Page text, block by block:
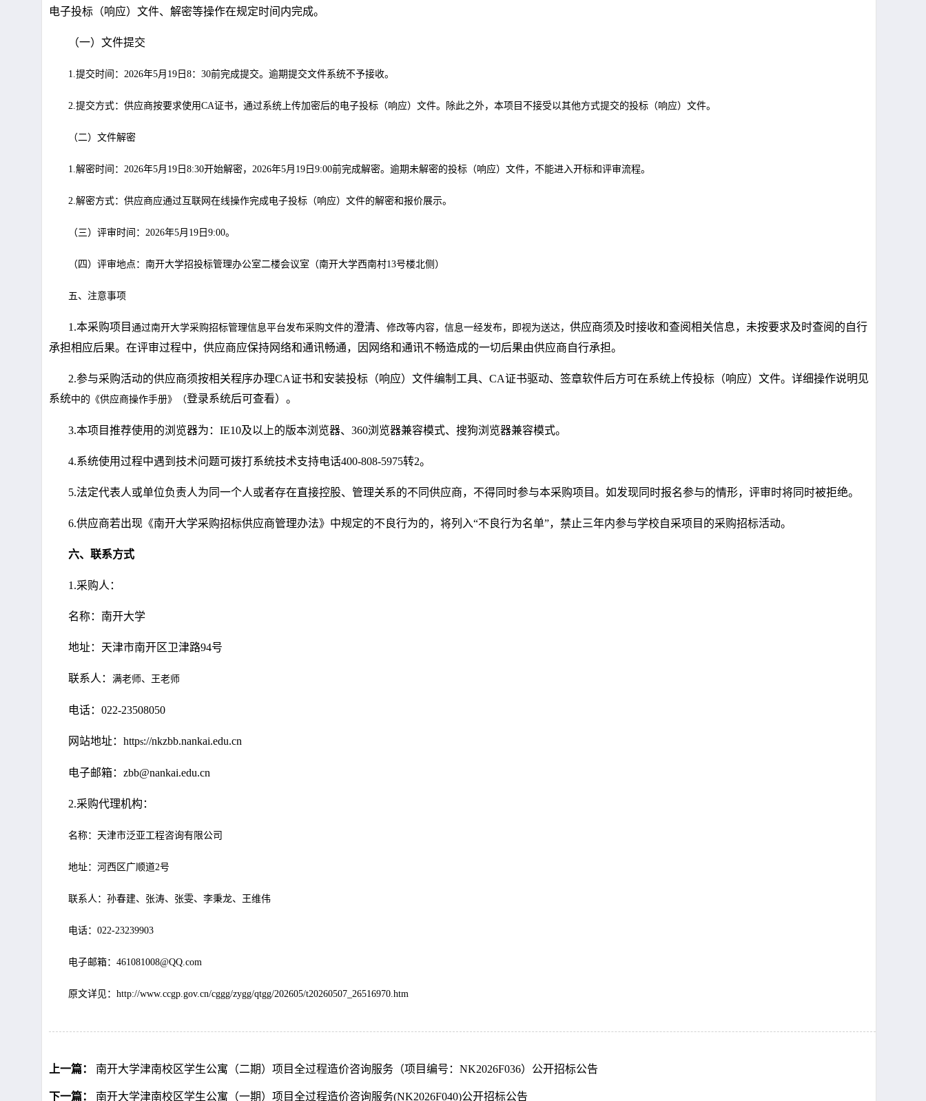
电子投标（响应）文件、解密等操作在规定时间内完成。
（一）文件提交
1.提交时间： 2026年5月 19 日 8：30前完成提交。逾期提交文件系统不予接收。
2.提交方式：供应商按要求使用CA证书，通过系统上传加密后的电子投标（响应）文件。除此之外，本项目不接受以其他方式提交的投标（响应）文件。
（二）文件解密
1.解密时间： 2026年5月 19 日 8:30开始解密， 2026年5月 19 日 9:00前完成解密。逾期未解密的投标（响应）文件，不能进入开标和评审流程。
2.解密方式：供应商应通过互联网在线操作完成电子投标（响应）文件的解密和报价展示。
（三）评审时间： 2026年5月 19 日 9:00。
（四）评审地点：南开大学招投标管理办公室二楼会议室（南开大学西南村13号楼北侧）
五、注意事项
1.本采购项目 通过南开大学采购招标管理信息平台发布采购文件的澄清、 修改等内容，信息一经发布，即视为送达， 供应商须及时接收和查阅相关信息，未按要求及时查阅的自行
承担相应后果。在评审过程中，供应商应保持网络和通讯畅通，因网络和通讯不畅造成的一切后果由供应商自行承担。
2.参与采购活动的供应商须按相关程序办理CA证书和安装投标（响应）文件编制工具、 CA证书驱动、签章软件后方可在系统上传投标（响应）文件。详细操作说明见
系统中的《供应商操作手册》（登录系统后可查看）。
3.本项目推荐使用的浏览器为： IE10及以上的版本浏览器、 360浏览器兼容模式、搜狗浏览器兼容模式。
4.系统使用过程中遇到技术问题可拨打系统技术支持电话400-808-5975转2。
5.法定代表人或单位负责人为同一个人或者存在直接控股、管理关系的不同供应商，不得同时参与本采购项目。如发现同时报名参与的情形，评审时将同时被拒绝。
6.供应商若出现《南开大学采购招标供应商管理办法》中规定的不良行为的，将列入“不良行为名单”，禁止三年内参与学校自采项目的采购招标活动。
六、联系方式
1.采购人：
名称： 南开大学
地址：天津市南开区卫津路94号
联系人： 满老师、王老师
电话： 022-23508050
网站地址： https://nkzbb.nankai.edu.cn
电子邮箱： zbb@nankai.edu.cn
2.采购代理机构：
名称：天津市泛亚工程咨询有限公司
地址：河西区广顺道2号
联系人：孙春建、张涛、张雯、李秉龙、王维伟
电话： 022-23239903
电子邮箱： 461081008@QQ.com
原文详见： http://www.ccgp.gov.cn/cggg/zygg/qtgg/202605/t20260507_26516970.htm
上一篇： 南开大学津南校区学生公寓（二期）项目全过程造价咨询服务（项目编号：NK2026F036）公开招标公告
下一篇： 南开大学津南校区学生公寓（一期）项目全过程造价咨询服务(NK2026F040)公开招标公告